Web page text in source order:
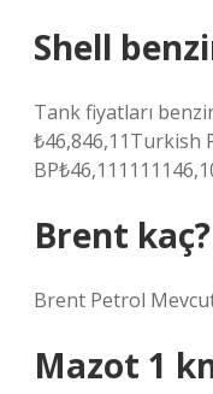
Shell
Tank fiyatları
₺46,846,11Turkish
Brent kaç?
Brent Petrol Mevcut
Mazot 1